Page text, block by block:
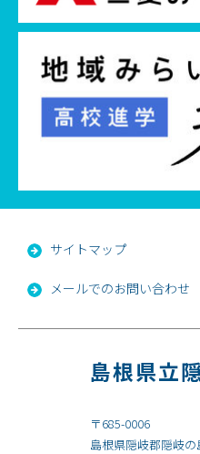
サイトマップ
メールでのお問い合わせ
島根県立
〒685-0006
島根県隠岐郡隠岐